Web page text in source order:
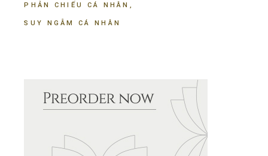
PHẢN CHIẾU CÁ NHÂN
SUY NGẪM CÁ NHÂN